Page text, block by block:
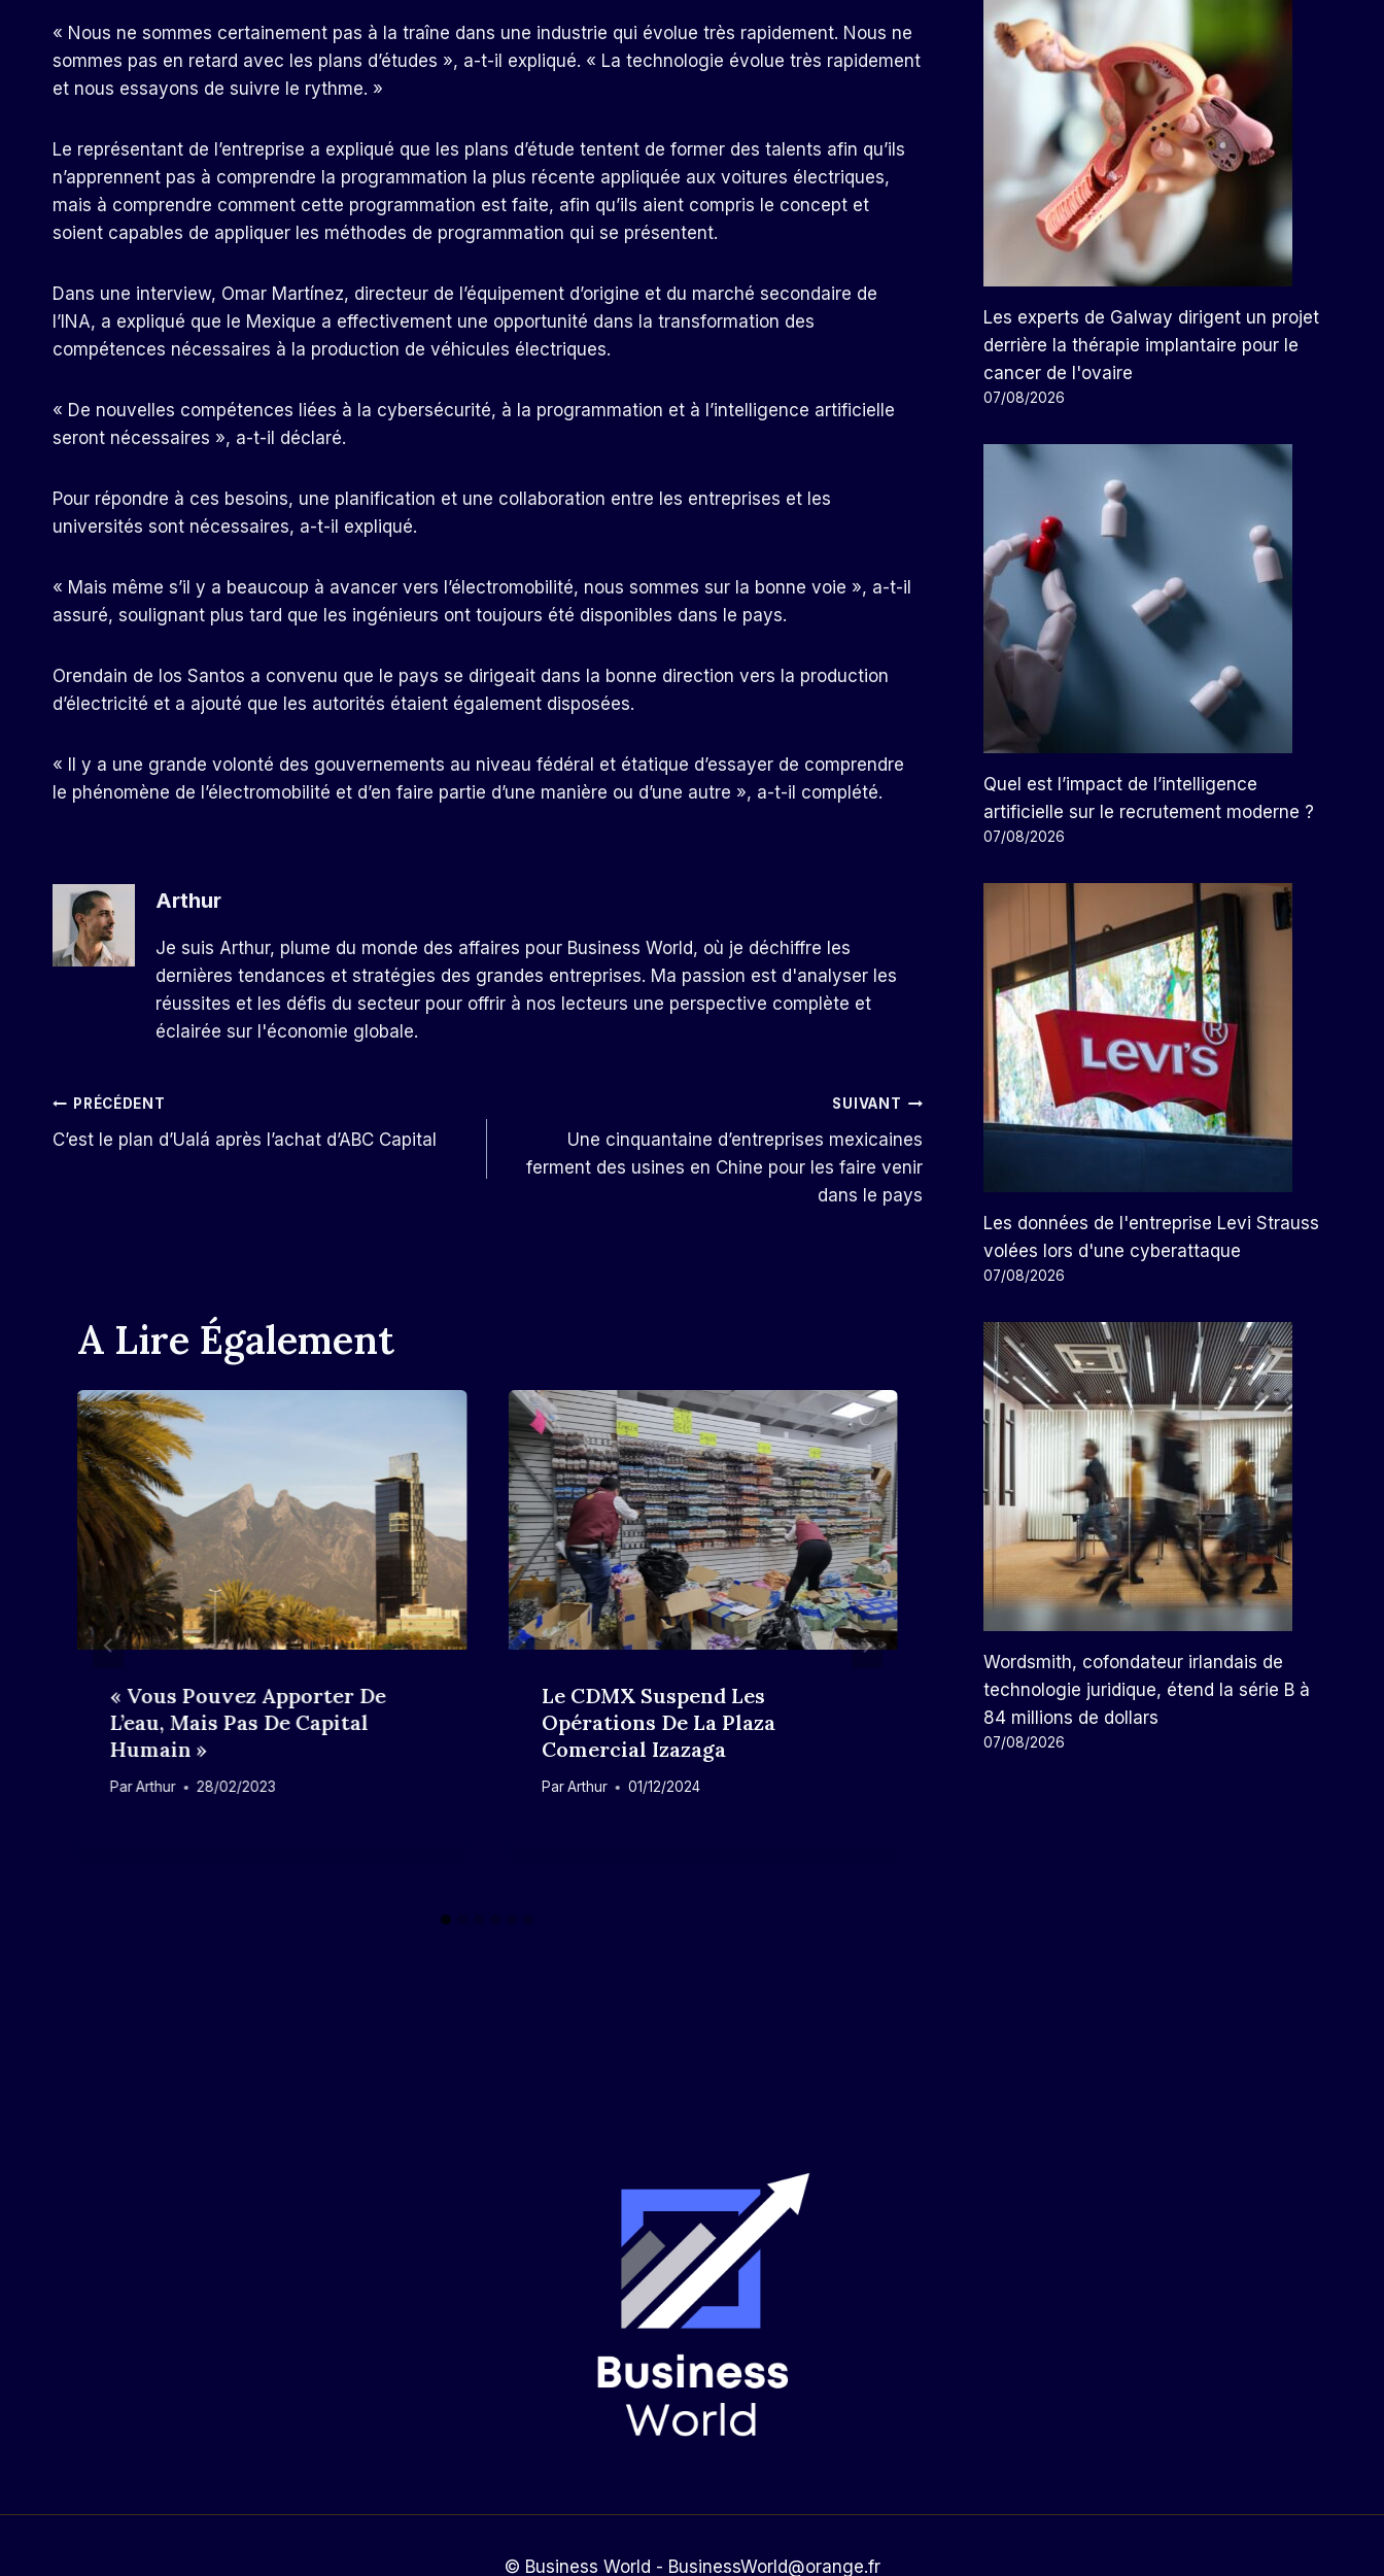
« Nous ne sommes certainement pas à la traîne dans une industrie qui évolue très rapidement. Nous ne
sommes pas en retard avec les plans d’études », a-t-il expliqué. « La technologie évolue très rapidement
et nous essayons de suivre le rythme. »
Le représentant de l’entreprise a expliqué que les plans d’étude tentent de former des talents afin qu’ils
n’apprennent pas à comprendre la programmation la plus récente appliquée aux voitures électriques,
mais à comprendre comment cette programmation est faite, afin qu’ils aient compris le concept et
soient capables de appliquer les méthodes de programmation qui se présentent.
Dans une interview, Omar Martínez, directeur de l’équipement d’origine et du marché secondaire de
l’INA, a expliqué que le Mexique a effectivement une opportunité dans la transformation des
compétences nécessaires à la production de véhicules électriques.
« De nouvelles compétences liées à la cybersécurité, à la programmation et à l’intelligence artificielle
seront nécessaires », a-t-il déclaré.
Pour répondre à ces besoins, une planification et une collaboration entre les entreprises et les
universités sont nécessaires, a-t-il expliqué.
« Mais même s’il y a beaucoup à avancer vers l’électromobilité, nous sommes sur la bonne voie », a-t-il
assuré, soulignant plus tard que les ingénieurs ont toujours été disponibles dans le pays.
Orendain de los Santos a convenu que le pays se dirigeait dans la bonne direction vers la production
d’électricité et a ajouté que les autorités étaient également disposées.
« Il y a une grande volonté des gouvernements au niveau fédéral et étatique d’essayer de comprendre
le phénomène de l’électromobilité et d’en faire partie d’une manière ou d’une autre », a-t-il complété.
Arthur
Je suis Arthur, plume du monde des affaires pour Business World, où je déchiffre les
dernières tendances et stratégies des grandes entreprises. Ma passion est d'analyser les
réussites et les défis du secteur pour offrir à nos lecteurs une perspective complète et
éclairée sur l'économie globale.
Navigation
PRÉCÉDENT
C’est le plan d’Ualá après l’achat d’ABC Capital
SUIVANT
Une cinquantaine d’entreprises mexicaines
ferment des usines en Chine pour les faire venir
dans le pays
A Lire Également
« Vous Pouvez Apporter De
L’eau, Mais Pas De Capital
Humain »
ParArthur 28/02/2023
Le CDMX Suspend Les
Opérations De La Plaza
Comercial Izazaga
Par Arthur 01/12/2024
L’Europe Approuve Les Normes
Environnementales Sur
Lesquelles Les Entreprises
Les experts de Galway dirigent un projet
derrière la thérapie implantaire pour le
cancer de l'ovaire
07/08/2026
Quel est l’impact de l’intelligence
artificielle sur le recrutement moderne ?
07/08/2026
Les données de l'entreprise Levi Strauss
volées lors d'une cyberattaque
07/08/2026
Wordsmith, cofondateur irlandais de
technologie juridique, étend la série B à
84 millions de dollars
07/08/2026
© Business World - BusinessWorld@orange.fr